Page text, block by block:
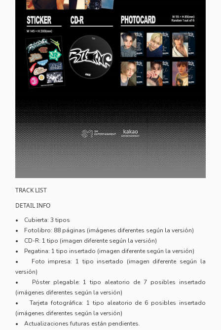
TRACK LIST
DETAIL INFO
• Cubierta: 3 tipos
• Fotolibro: 88 páginas (imágenes diferentes según la versión)
• CD-R: 1 tipo (imagen diferente según la versión)
• Pegatina: 1 tipo insertado (imagen diferente según la versión)
• Foto impresa: 1 tipo insertado (imagen diferente según la
versión)
• Póster plegable: 1 tipo aleatorio de 7 posibles insertado
(imágenes diferentes según la versión)
• Tarjeta fotográfica: 1 tipo aleatorio de 6 posibles insertado
(imágenes diferentes según la versión)
• Actualizaciones futuras están pendientes.